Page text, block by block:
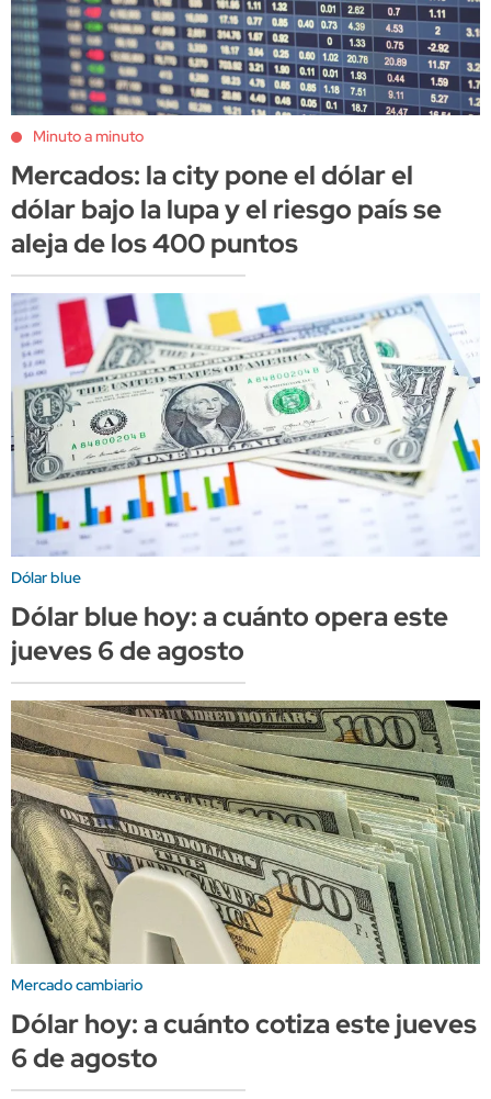
Minuto a minuto
Mercados: la city pone el dólar el
dólar bajo la lupa y el riesgo país se
aleja de los 400 puntos
Dólar blue
Dólar blue hoy: a cuánto opera este
jueves 6 de agosto
Mercado cambiario
Dólar hoy: a cuánto cotiza este jueves
6 de agosto